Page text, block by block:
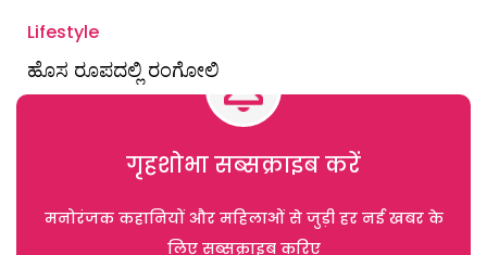
Lifestyle
ಹೊಸ ರೂಪದಲ್ಲಿ ರಂಗೋಲಿ
गृहशोभा सब्सक्राइब करें
मनोरंजक कहानियों और महिलाओं से जुड़ी हर नई खबर के
लिए सब्सक्राइब करिए